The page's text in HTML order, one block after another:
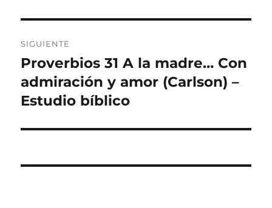
SIGUIENTE
Entrada
siguiente:
Proverbios 31 A la madre… Con
admiración y amor (Carlson) –
Estudio bíblico